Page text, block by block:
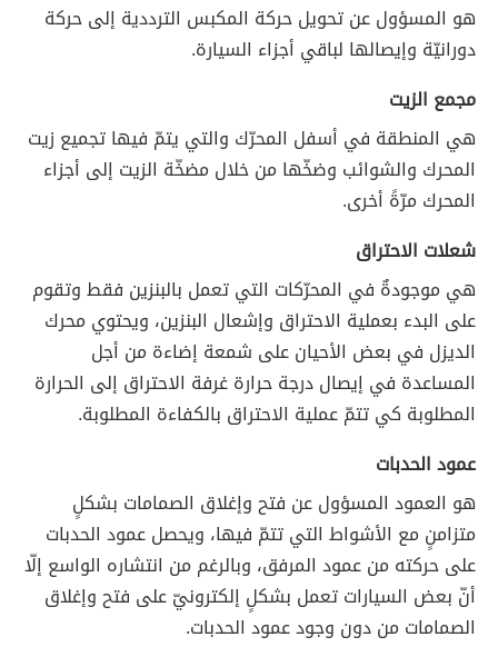
هو المسؤول عن تحويل حركة المكبس الترددية إلى حركة
دورانيّة وإيصالها لباقي أجزاء السيارة.
مجمع الزيت
هي المنطقة في أسفل المحرّك والتي يتمّ فيها تجميع زيت
المحرك والشوائب وضخّها من خلال مضخّة الزيت إلى أجزاء
المحرك مرّةً أخرى.
شعلات الاحتراق
هي موجودةٌ في المحرّكات التي تعمل بالبنزين فقط وتقوم
على البدء بعملية الاحتراق وإشعال البنزين، ويحتوي محرك
الديزل في بعض الأحيان على شمعة إضاءة من أجل
المساعدة في إيصال درجة حرارة غرفة الاحتراق إلى الحرارة
المطلوبة كي تتمّ عملية الاحتراق بالكفاءة المطلوبة.
عمود الحدبات
هو العمود المسؤول عن فتح وإغلاق الصمامات بشكلٍ
متزامنٍ مع الأشواط التي تتمّ فيها، ويحصل عمود الحدبات
على حركته من عمود المرفق، وبالرغم من انتشاره الواسع إلّا
أنّ بعض السيارات تعمل بشكلٍ إلكترونيّ على فتح وإغلاق
الصمامات من دون وجود عمود الحدبات.